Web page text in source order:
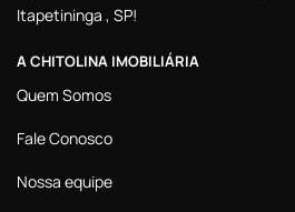
Itapetininga , SP!
A CHITOLINA IMOBILIÁRIA
Quem Somos
Fale Conosco
Nossa equipe